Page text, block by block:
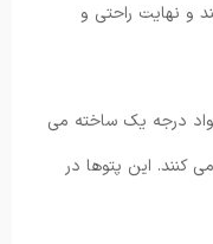
و نهایت راحتی و
درجه یک ساخته می
کنند. این پتوها در